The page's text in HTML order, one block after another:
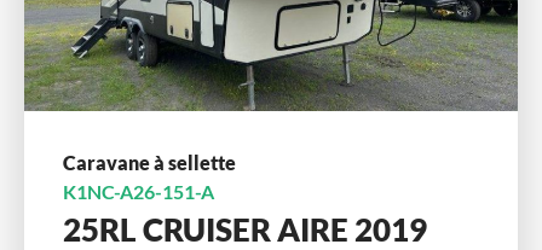
Caravane à sellette
K1NC-A26-151-A
25RL CRUISER AIRE 2019